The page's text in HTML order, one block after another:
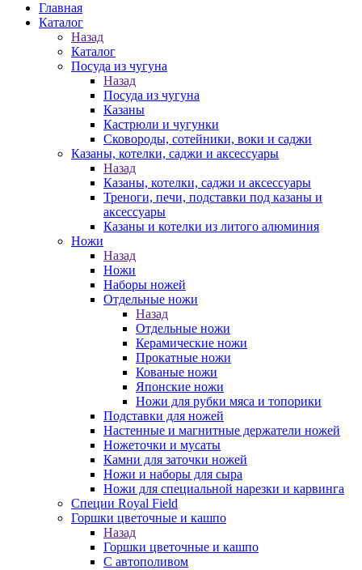
Главная
Каталог
Назад
Каталог
Посуда из чугуна
Назад
Посуда из чугуна
Казаны
Кастрюли и чугунки
Сковороды, сотейники, воки и саджи
Казаны, котелки, саджи и аксессуары
Назад
Казаны, котелки, саджи и аксессуары
Треноги, печи, подставки под казаны и
аксессуары
Казаны и котелки из литого алюминия
Ножи
Назад
Ножи
Наборы ножей
Отдельные ножи
Назад
Отдельные ножи
Керамические ножи
Прокатные ножи
Кованые ножи
Японские ножи
Ножи для рубки мяса и топорики
Подставки для ножей
Настенные и магнитные держатели ножей
Ножеточки и мусаты
Камни для заточки ножей
Ножи и наборы для сыра
Ножи для специальной нарезки и карвинга
Специи Royal Field
Горшки цветочные и кашпо
Назад
Горшки цветочные и кашпо
С автополивом